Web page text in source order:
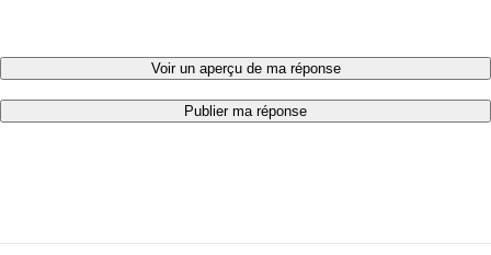
Voir un aperçu de ma réponse
Publier ma réponse